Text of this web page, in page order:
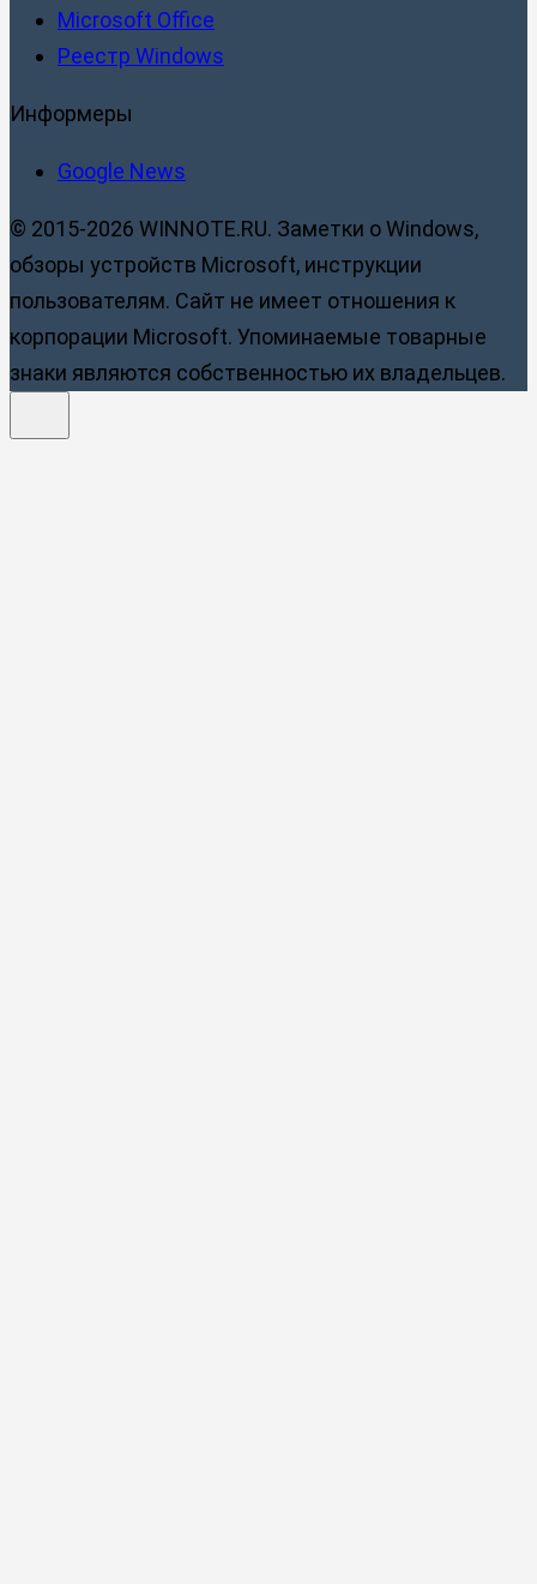
Microsoft Office
Реестр Windows
Информеры
Google News
© 2015-2026 WINNOTE.RU. Заметки о Windows,
обзоры устройств Microsoft, инструкции
пользователям. Сайт не имеет отношения к
корпорации Microsoft. Упоминаемые товарные
знаки являются собственностью их владельцев.